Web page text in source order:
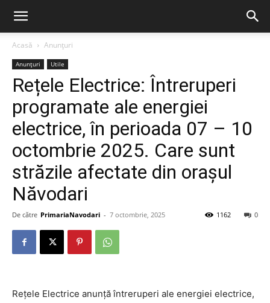
Acasă Anunțuri
Anunțuri Utile
Rețele Electrice: Întreruperi
programate ale energiei
electrice, în perioada 07 – 10
octombrie 2025. Care sunt
străzile afectate din orașul
Năvodari
De către PrimariaNavodari - 7 octombrie, 2025 0
1162
Rețele Electrice anunță întreruperi ale energiei electrice,